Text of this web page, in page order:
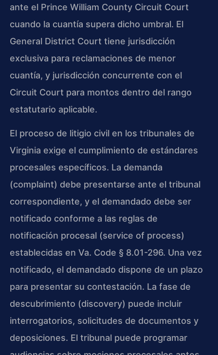
ante el Prince William County Circuit Court
cuando la cuantía supera dicho umbral. El
General District Court tiene jurisdicción
exclusiva para reclamaciones de menor
cuantía, y jurisdicción concurrente con el
Circuit Court para montos dentro del rango
estatutario aplicable.
El proceso de litigio civil en los tribunales de
Virginia exige el cumplimiento de estándares
procesales específicos. La demanda
(complaint) debe presentarse ante el tribunal
correspondiente, y el demandado debe ser
notificado conforme a las reglas de
notificación procesal (service of process)
establecidas en Va. Code § 8.01-296. Una vez
notificado, el demandado dispone de un plazo
para presentar su contestación. La fase de
descubrimiento (discovery) puede incluir
interrogatorios, solicitudes de documentos y
deposiciones. El tribunal puede programar